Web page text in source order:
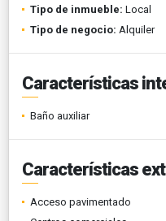
Tipo de inmueble: Local
Tipo de negocio: Alquiler
Características
Baño auxiliar
Características
Acceso pavimentado